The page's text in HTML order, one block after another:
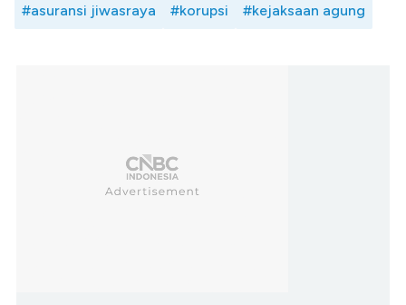
#asuransi jiwasraya #korupsi #kejaksaan agung